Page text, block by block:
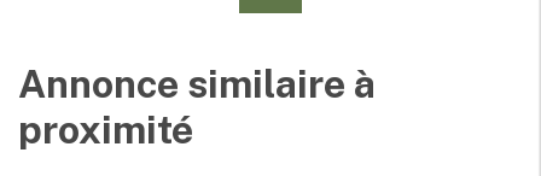
Annonce similaire à
proximité